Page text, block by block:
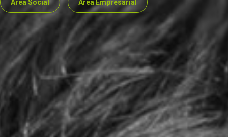
Área Social Área Empresarial